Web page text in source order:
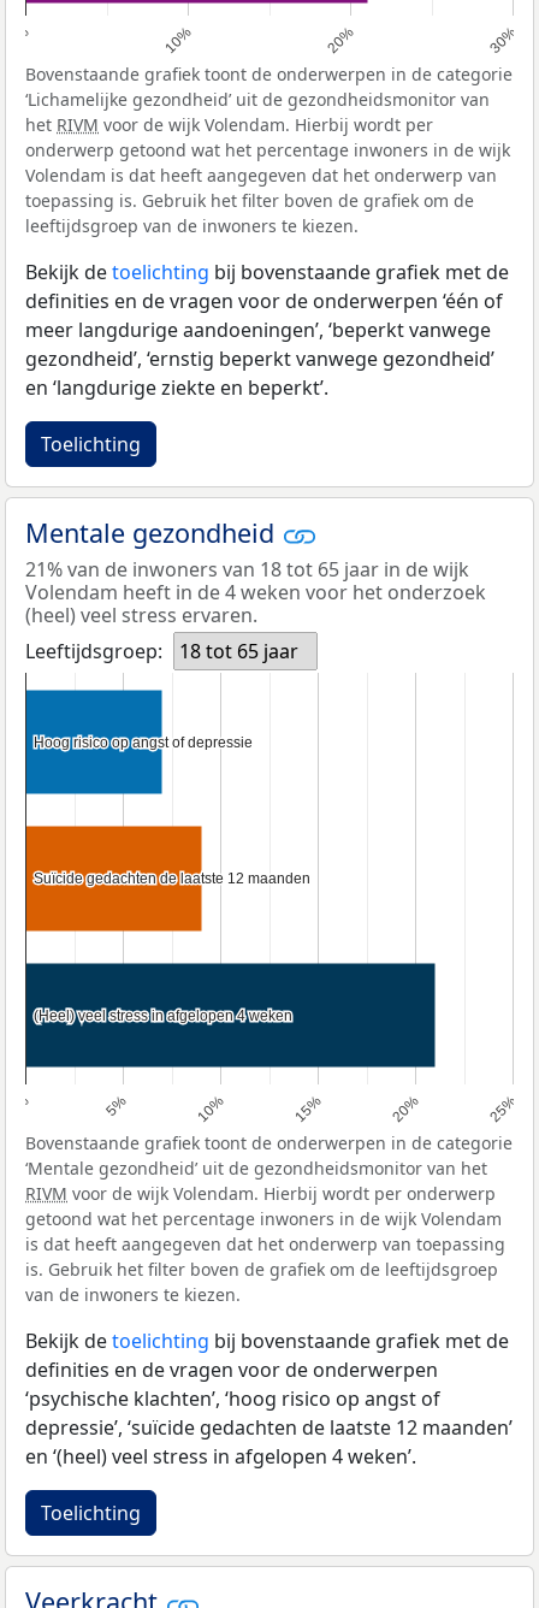
0% 10% 20% 30%
Bovenstaande grafiek toont de onderwerpen in de categorie
‘Lichamelijke gezondheid’ uit de gezondheidsmonitor van
het RIVM voor de wijk Volendam. Hierbij wordt per
onderwerp getoond wat het percentage inwoners in de wijk
Volendam is dat heeft aangegeven dat het onderwerp van
toepassing is. Gebruik het filter boven de grafiek om de
leeftijdsgroep van de inwoners te kiezen.
Bekijk detoelichting bij bovenstaande grafiek met de
definities en de vragen voor de onderwerpen ‘één of
meer langdurige aandoeningen’, ‘beperkt vanwege
gezondheid’, ‘ernstig beperkt vanwege gezondheid’
en ‘langdurige ziekte en beperkt’.
Toelichting
Mentale gezondheid
21% van de inwoners van 18 tot 65 jaar in de wijk
Volendam heeft in de 4 weken voor het onderzoek
(heel) veel stress ervaren.
Leeftijdsgroep:
18 tot 65 jaar
0% 5% 10% 15% 20% 25%
Hoog risico op angst of depressie
Hoog risico op angst of depressie
Suïcide gedachten de laatste 12 maanden
Suïcide gedachten de laatste 12 maanden
(Heel) veel stress in afgelopen 4 weken
(Heel) veel stress in afgelopen 4 weken
Bovenstaande grafiek toont de onderwerpen in de categorie
‘Mentale gezondheid’ uit de gezondheidsmonitor van het
RIVM voor de wijk Volendam. Hierbij wordt per onderwerp
getoond wat het percentage inwoners in de wijk Volendam
is dat heeft aangegeven dat het onderwerp van toepassing
is. Gebruik het filter boven de grafiek om de leeftijdsgroep
van de inwoners te kiezen.
Bekijk detoelichting bij bovenstaande grafiek met de
definities en de vragen voor de onderwerpen
‘psychische klachten’, ‘hoog risico op angst of
depressie’, ‘suïcide gedachten de laatste 12 maanden’
en ‘(heel) veel stress in afgelopen 4 weken’.
Toelichting